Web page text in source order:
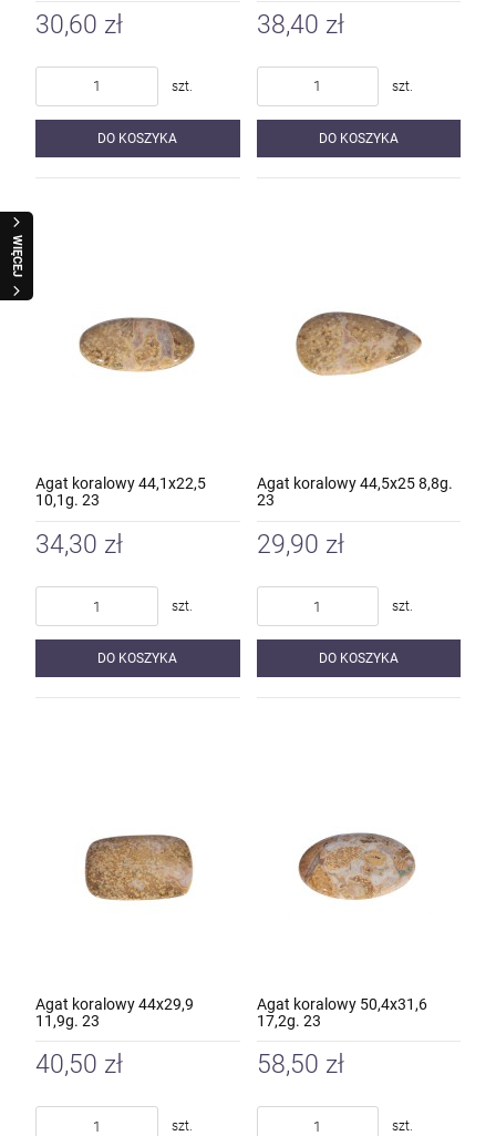
WIĘCEJ
30,60 zł
szt.
DO KOSZYKA
38,40 zł
szt.
DO KOSZYKA
Agat koralowy 44,1x22,5
10,1g. 23
34,30 zł
szt.
DO KOSZYKA
Agat koralowy 44,5x25 8,8g.
23
29,90 zł
szt.
DO KOSZYKA
Agat koralowy 44x29,9
11,9g. 23
40,50 zł
szt.
Agat koralowy 50,4x31,6
17,2g. 23
58,50 zł
szt.